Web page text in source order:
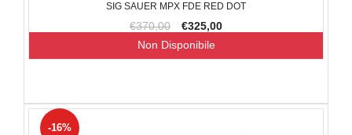
SIG SAUER MPX FDE RED DOT
€370,00 €325,00
Non Disponibile
-16%